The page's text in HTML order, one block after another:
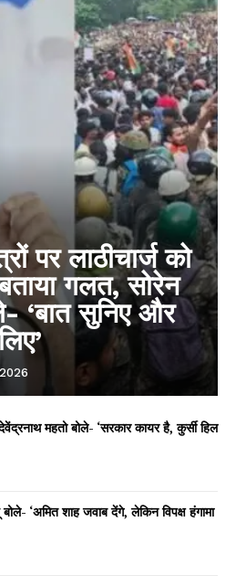
पर लाठीचार्ज को
गलत, सोरेन
‘बात सुनिए और
महतो बोले- ‘सरकार कायर है, कुर्सी हिल
‘अमित शाह जवाब देंगे, लेकिन विपक्ष हंगामा